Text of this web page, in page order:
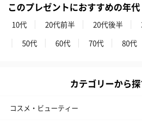
このプレゼントにおすすめの年代
10代 20代前半 20代後半
50代
60代 70代 80代
カテゴリーから
コスメ・ビューティー